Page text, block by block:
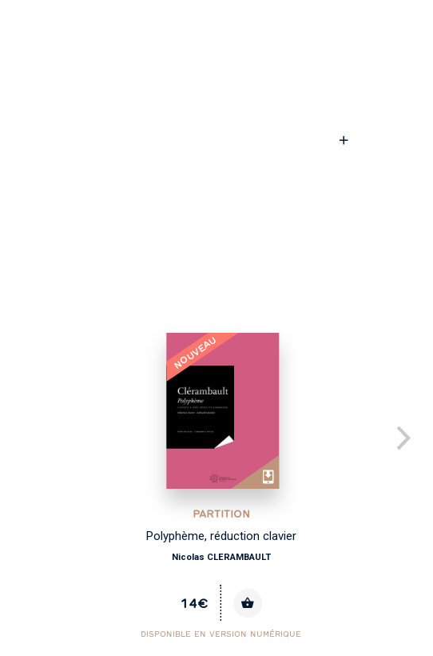
NOUVEAU
PARTITION
Polyphème, réduction clavier
Nicolas CLERAMBAULT
14€
DISPONIBLE EN VERSION NUMÉRIQUE